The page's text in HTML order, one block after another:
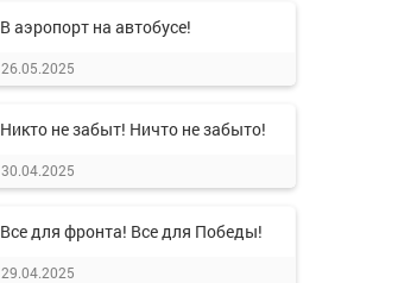
В аэропорт на автобусе!
26.05.2025
Никто не забыт! Ничто не забыто!
30.04.2025
Все для фронта! Все для Победы!
29.04.2025